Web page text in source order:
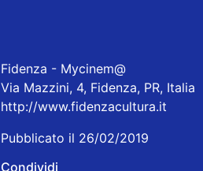
Fidenza - Mycinem@
Via Mazzini, 4, Fidenza, PR, Italia
http://www.fidenzacultura.it
Pubblicato il 26/02/2019
Condividi